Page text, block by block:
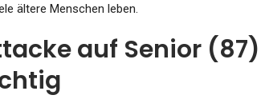
ältere Menschen leben.
auf Senior
Den
Deutsche
WM-Kurs
Admin Dec 1,